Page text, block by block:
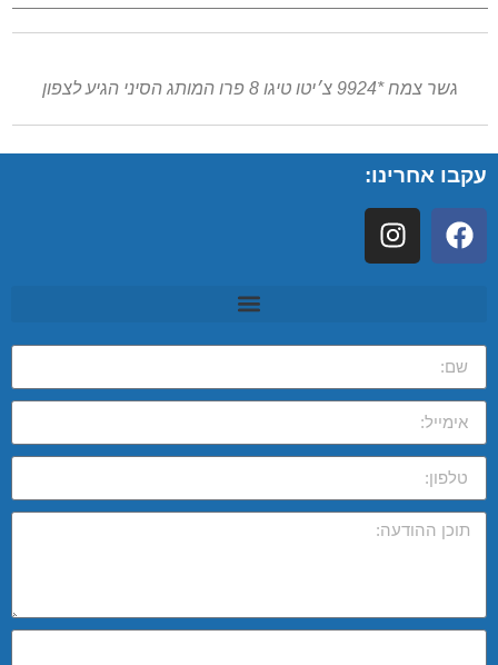
גשר צמח *9924 צ׳יטו טיגו 8 פרו המותג הסיני הגיע לצפון
עקבו אחרינו: